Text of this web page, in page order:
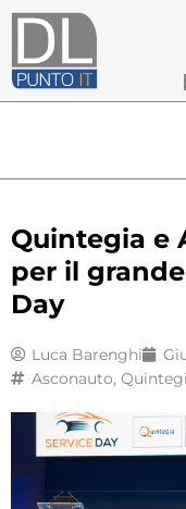
Quintegia e
per il
Day
Luca Barenghi
Asconauto,